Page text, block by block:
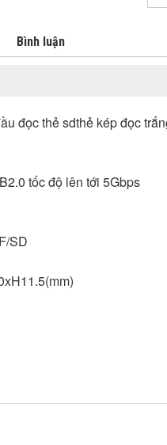
Bình luận
đọc thẻ sdthẻ kép đọc
tốc độ lên tới 5Gbps
SD